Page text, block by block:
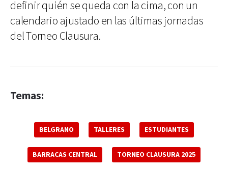
definir quién se queda con la cima, con un
calendario ajustado en las últimas jornadas
del Torneo Clausura.
Temas:
BELGRANO TALLERES ESTUDIANTES
BARRACAS CENTRAL TORNEO CLAUSURA 2025